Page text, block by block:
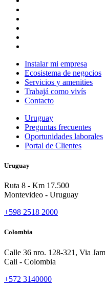
Instalar mi empresa
Ecosistema de negocios
Servicios y amenities
Trabajá como vivís
Contacto
Uruguay
Preguntas frecuentes
Oportunidades laborales
Portal de Clientes
Uruguay
Ruta 8 - Km 17.500
Montevideo - Uruguay
+598 2518 2000
Colombia
Calle 36 nro. 128-321, Via
Cali - Colombia
+572 3140000